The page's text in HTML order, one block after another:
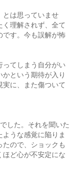
とは思っていませ
理解されず、全て
です。今も誤解が怖
てしまう自分がい
という期待が入り
に、また傷ついて
した。それを聞いた
うな感覚に陥りま
ので、ショックも
ど心が不安定にな